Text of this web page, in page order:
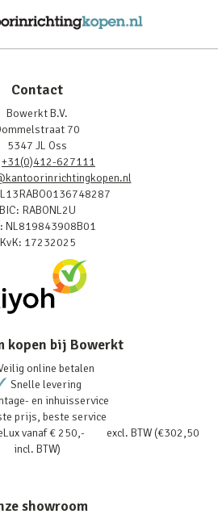
Contact
Bowerkt B.V.
70
5347 JL Oss
+31(0)412-627111
BIC: RABONL2U
NL819843908B01
KvK: 17232025
kopen bij Bowerkt
online betalen
Snelle levering
en inhuisservice
prijs, beste service
vanaf € 250,- excl. BTW (€302,50
incl. BTW)
showroom